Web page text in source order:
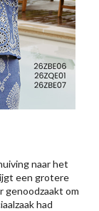
naar het
een grotere
genoodzaakt om
had